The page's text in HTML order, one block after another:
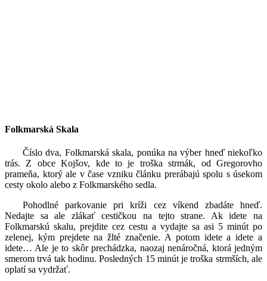
Folkmarská Skala
Číslo dva, Folkmarská skala, ponúka na výber hneď niekoľko
trás. Z obce Kojšov, kde to je troška strmák, od Gregorovho
prameňa, ktorý ale v čase vzniku článku prerábajú spolu s úsekom
cesty okolo alebo z Folkmarského sedla.
Pohodlné parkovanie pri kríži cez víkend zbadáte hneď.
Nedajte sa ale zlákať cestičkou na tejto strane. Ak idete na
Folkmarskú skalu, prejdite cez cestu a vydajte sa asi 5 minút po
zelenej, kým prejdete na žlté značenie. A potom idete a idete a
idete… Ale je to skôr prechádzka, naozaj nenáročná, ktorá jedným
smerom trvá tak hodinu. Posledných 15 minút je troška strmších, ale
oplatí sa vydržať.